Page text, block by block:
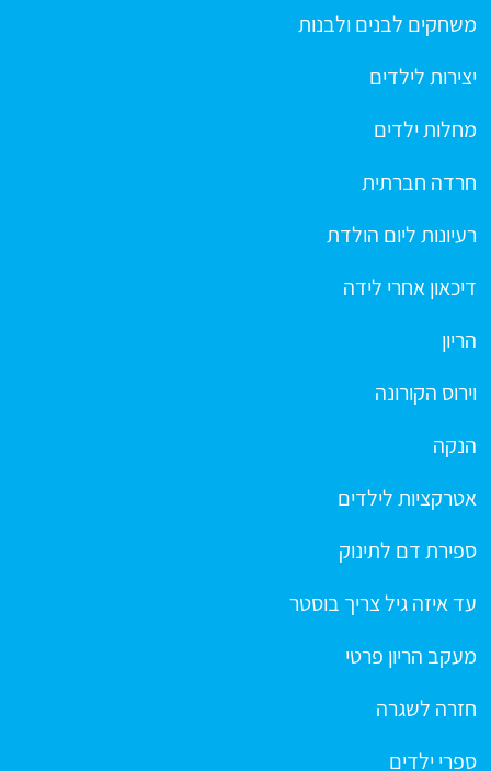
משחקים לבנים ולבנות
יצירות לילדים
מחלות ילדים
חרדה חברתית
רעיונות ליום הולדת
דיכאון אחרי לידה
הריון
וירוס הקורונה
הנקה
אטרקציות לילדים
ספירת דם לתינוק
עד איזה גיל צריך בוסטר
מעקב הריון פרטי
חזרה לשגרה
ספרי ילדים